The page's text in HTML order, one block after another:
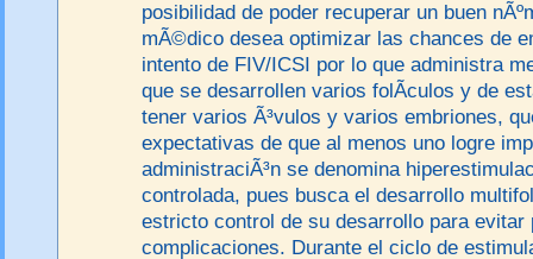
posibilidad de poder recuperar un buen
mÃ©dico desea optimizar las chances de
intento de FIV/ICSI por lo que administra
que se desarrollen varios folÃ­culos y de
tener varios Ã³vulos y varios embriones,
expectativas de que al menos uno logre
administraciÃ³n se denomina
controlada, pues busca el desarrollo
estricto control de su desarrollo para evitar
complicaciones. Durante el ciclo de